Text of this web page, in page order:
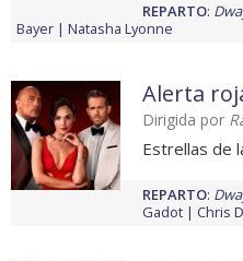
REPARTO:
Bayer
Natasha Lyonne
Alerta
Dirigida por
Estrellas de
REPARTO:
Gadot
Chris